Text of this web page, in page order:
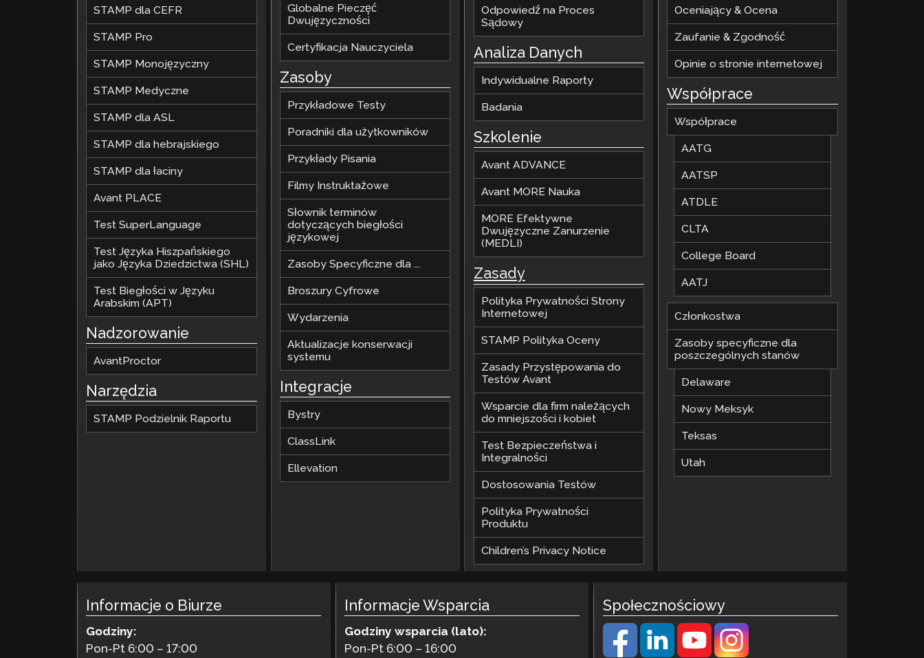
STAMP dla CEFR
STAMP Pro
STAMP Monojęzyczny
STAMP Medyczne
STAMP dla ASL
STAMP dla hebrajskiego
STAMP dla łaciny
Avant PLACE
Test SuperLanguage
Test Języka Hiszpańskiego
jako Języka Dziedzictwa (SHL)
Test Biegłości w Języku
Arabskim (APT)
Nadzorowanie
AvantProctor
Narzędzia
STAMP Podzielnik Raportu
Globalne Pieczęć
Dwujęzyczności
Certyfikacja Nauczyciela
Zasoby
Przykładowe Testy
Poradniki dla użytkowników
Przykłady Pisania
Filmy Instruktażowe
Słownik terminów
dotyczących biegłości
językowej
Zasoby Specyficzne dla ...
Broszury Cyfrowe
Wydarzenia
Aktualizacje konserwacji
systemu
Integracje
Bystry
ClassLink
Ellevation
Odpowiedź na Proces
Sądowy
Analiza Danych
Indywidualne Raporty
Badania
Szkolenie
Avant ADVANCE
Avant MORE Nauka
MORE Efektywne
Dwujęzyczne Zanurzenie
(MEDLI)
Zasady
Polityka Prywatności Strony
Internetowej
STAMP Polityka Oceny
Zasady Przystępowania do
Testów Avant
Wsparcie dla firm należących
do mniejszości i kobiet
Test Bezpieczeństwa i
Integralności
Dostosowania Testów
Polityka Prywatności
Produktu
Children’s Privacy Notice
Oceniający & Ocena
Zaufanie & Zgodność
Opinie o stronie internetowej
Współprace
Współprace
AATG
AATSP
ATDLE
CLTA
College Board
AATJ
Członkostwa
Zasoby specyficzne dla
poszczególnych stanów
Delaware
Nowy Meksyk
Teksas
Utah
Informacje o Biurze
Godziny:
Pon-Pt 6:00 – 17:00
Informacje Wsparcia
Godziny wsparcia (lato):
Pon-Pt 6:00 – 16:00
Społecznościowy